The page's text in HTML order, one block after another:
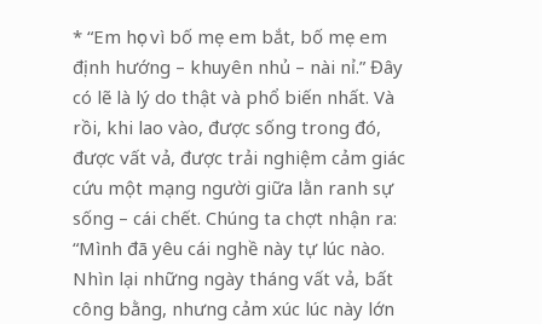
* “Em học vì bố mẹ em bắt, bố mẹ em
định hướng – khuyên nhủ – nài nỉ.” Đây
có lẽ là lý do thật và phổ biến nhất. Và
rồi, khi lao vào, được sống trong đó,
được vất vả, được trải nghiệm cảm giác
cứu một mạng người giữa lằn ranh sự
sống – cái chết. Chúng ta chợt nhận ra:
“Mình đã yêu cái nghề này tự lúc nào.
Nhìn lại những ngày tháng vất vả, bất
công bằng, nhưng cảm xúc lúc này lớn